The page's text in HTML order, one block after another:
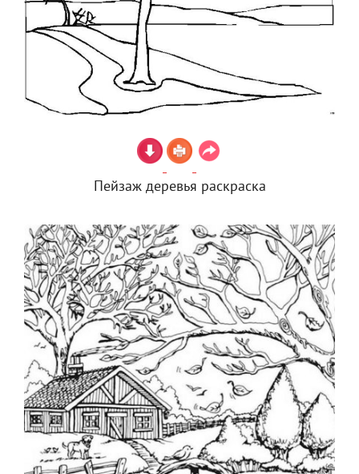
Пейзаж деревья раскраска